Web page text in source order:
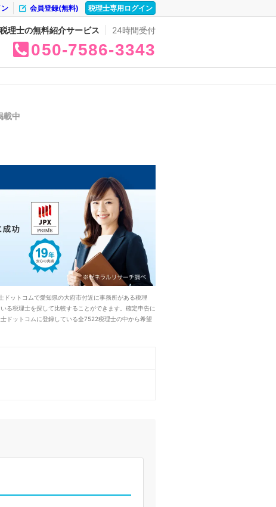
税理士専用ログイン
会員登録(無料)
ン
税理士の無料紹介サービス 24時間受付
050 7586 3343
載中
ットコムで愛知県の大府市付近に事務所がある税理
る税理士を探して比較することができます。確定申告に
ドットコムに登録している全7522税理士の中から希望